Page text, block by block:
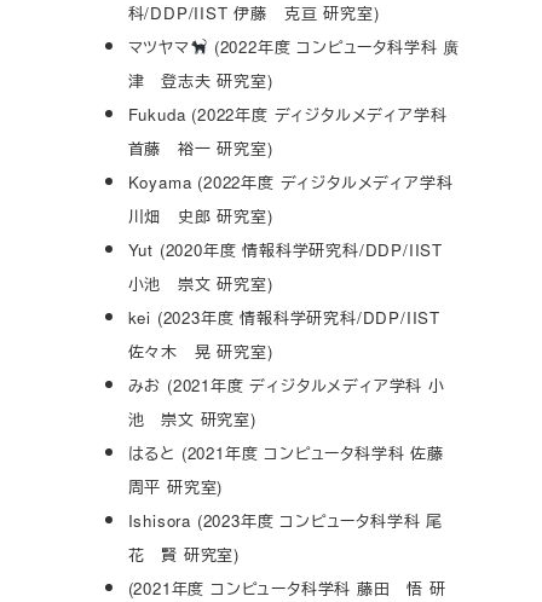
科/DDP/IIST 伊藤 克亘 研究室)
マツヤマ
(2022年度 コンピュータ科学科 廣
津 登志夫 研究室)
Fukuda (2022年度 ディジタルメディア学科
首藤 裕一 研究室)
Koyama (2022年度 ディジタルメディア学科
川畑 史郎 研究室)
Yut (2020年度 情報科学研究科/DDP/IIST
小池 崇文 研究室)
kei (2023年度 情報科学研究科/DDP/IIST
佐々木 晃 研究室)
みお (2021年度 ディジタルメディア学科 小
池 崇文 研究室)
はると (2021年度 コンピュータ科学科 佐藤
周平 研究室)
Ishisora (2023年度 コンピュータ科学科 尾
花 賢 研究室)
(2021年度 コンピュータ科学科 藤田 悟 研